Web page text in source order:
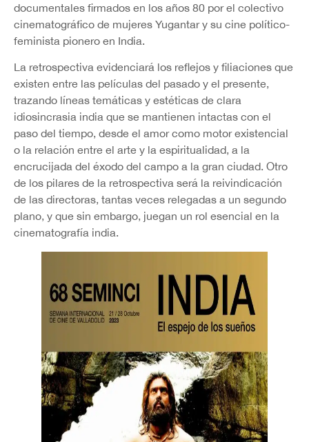
documentales firmados en los años 80 por el colectivo
cinematográfico de mujeres Yugantar y su cine político-
feminista pionero en India.
La retrospectiva evidenciará los reflejos y filiaciones que
existen entre las películas del pasado y el presente,
trazando líneas temáticas y estéticas de clara
idiosincrasia india que se mantienen intactas con el
paso del tiempo, desde el amor como motor existencial
o la relación entre el arte y la espiritualidad, a la
encrucijada del éxodo del campo a la gran ciudad. Otro
de los pilares de la retrospectiva será la reivindicación
de las directoras, tantas veces relegadas a un segundo
plano, y que sin embargo, juegan un rol esencial en la
cinematografía india.